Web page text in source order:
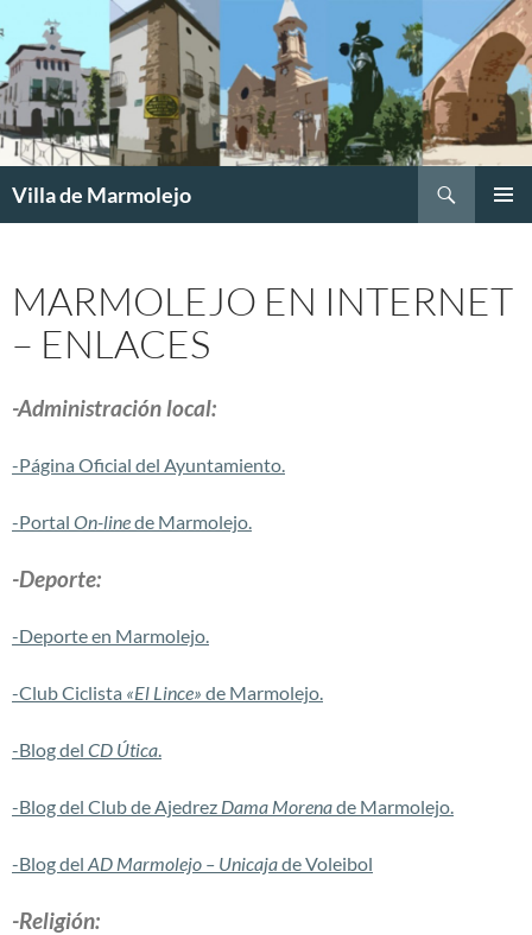
Villa de Marmolejo
MARMOLEJO EN INTERNET
– ENLACES
-Administración local:
-Página Oficial del Ayuntamiento.
-Portal On-linede Marmolejo.
-Deporte:
-Deporte en Marmolejo.
-Club Ciclista «El Lince» de Marmolejo.
-Blog del CD Útica
-Blog del Club de Ajedrez Dama Morenade Marmolejo.
-Blog del AD Marmolejo – Unicajade Voleibol
-Religión: